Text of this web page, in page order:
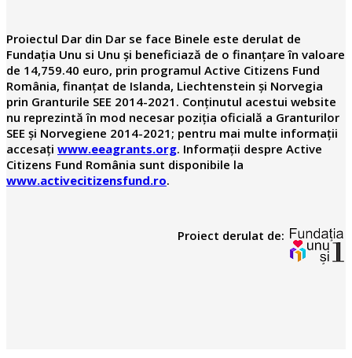
Proiectul Dar din Dar se face Binele este derulat de
Fundația Unu si Unu și beneficiază de o finanțare în valoare
de 14,759.40 euro, prin programul Active Citizens Fund
România, finanțat de Islanda, Liechtenstein și Norvegia
prin Granturile SEE 2014-2021. Conținutul acestui website
nu reprezintă în mod necesar poziția oficială a Granturilor
SEE și Norvegiene 2014-2021; pentru mai multe informații
accesați www.eeagrants.org. Informații despre Active
Citizens Fund România sunt disponibile la
www.activecitizensfund.ro.
Proiect derulat de: